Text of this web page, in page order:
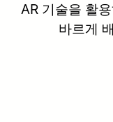
AR 기술을 활
바르게